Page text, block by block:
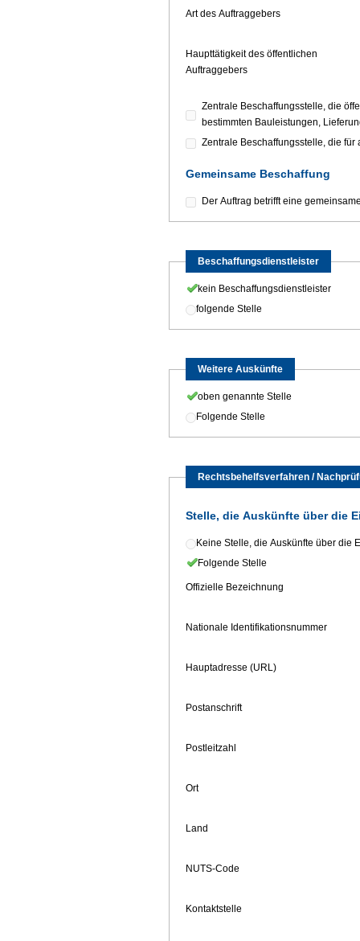
Art des Auftraggebers
Haupttätigkeit des öffentlichen
Auftraggebers
Zentrale Beschaffungsstelle, die
bestimmten Bauleistungen,
Zentrale Beschaffungsstelle, die
Gemeinsame Beschaffung
Der Auftrag betrifft eine
Beschaffungsdienstleister
kein Beschaffungsdienstleister
folgende Stelle
Weitere Auskünfte
oben genannte Stelle
Folgende Stelle
Rechtsbehelfsverfahren /
Stelle, die Auskünfte über die
Keine Stelle, die Auskünfte über die
Folgende Stelle
Offizielle Bezeichnung
Nationale Identifikationsnummer
Hauptadresse (URL)
Postanschrift
Postleitzahl
Ort
Land
NUTS-Code
Kontaktstelle